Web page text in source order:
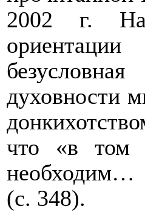
2002 г. На
безусловная
духовности
что «в том
(с. 348).